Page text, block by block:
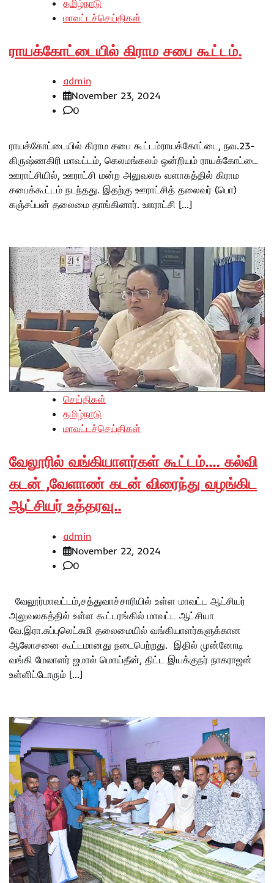
தமிழ்நாடு
மாவட்டச்செய்திகள்
ராயக்கோட்டையில் கிராம சபை கூட்டம்.
admin
November 23, 2024
0
ராயக்கோட்டையில் கிராம சபை கூட்டம்ராயக்கோட்டை, நவ.23-
கிருஷ்ணகிரி மாவட்டம், கெலமங்கலம் ஒன்றியம் ராயக்கோட்டை
ஊராட்சியில், ஊராட்சி மன்ற அலுவலக வளாகத்தில் கிராம
சபைக்கூட்டம் நடந்தது. இதற்கு ஊராட்சித் தலைவர் (பொ)
கஞ்சப்பன் தலைமை தாங்கினார். ஊராட்சி […]
செய்திகள்
தமிழ்நாடு
மாவட்டச்செய்திகள்
வேலூரில் வங்கியாளர்கள் கூட்டம்…. கல்வி
கடன் ,வேளாண் கடன் விரைந்து வழங்கிட
ஆட்சியர் உத்தரவு..
admin
November 22, 2024
0
வேலூர்மாவட்டம்,சத்துவாச்சாரியில் உள்ள மாவட்ட ஆட்சியர்
அலுவலகத்தில் உள்ள கூட்டரங்கில் மாவட்ட ஆட்சியா
வே.இரா.சுப்புலெட்சுமி தலைமையில் வங்கியாளர்களுக்கான
ஆலோசனை கூட்டமானது நடைபெற்றது. இதில் முன்னோடி
வங்கி மேலாளர் ஜமால் மொய்தீன், திட்ட இயக்குநர் நாகராஜன்
உள்ளிட்டோரும் […]